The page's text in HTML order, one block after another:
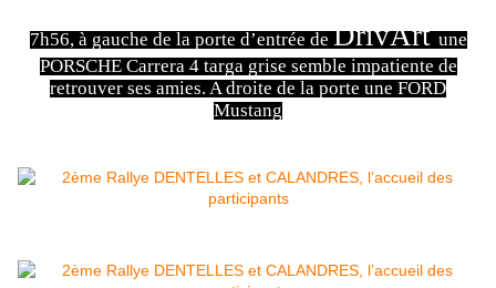
7h56, à gauche de la porte d’entrée de DrivArtune
PORSCHE Carrera 4 targa grise semble impatiente de
retrouver ses amies. A droite de la porte une FORD
Mustang